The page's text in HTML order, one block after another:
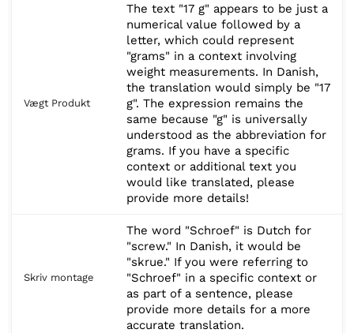
Vægt Produkt
The text "17 g" appears to be just a
numerical value followed by a
letter, which could represent
"grams" in a context involving
weight measurements. In Danish,
the translation would simply be "17
g". The expression remains the
same because "g" is universally
understood as the abbreviation for
grams. If you have a specific
context or additional text you
would like translated, please
provide more details!
Skriv montage
The word "Schroef" is Dutch for
"screw." In Danish, it would be
"skrue." If you were referring to
"Schroef" in a specific context or
as part of a sentence, please
provide more details for a more
accurate translation.